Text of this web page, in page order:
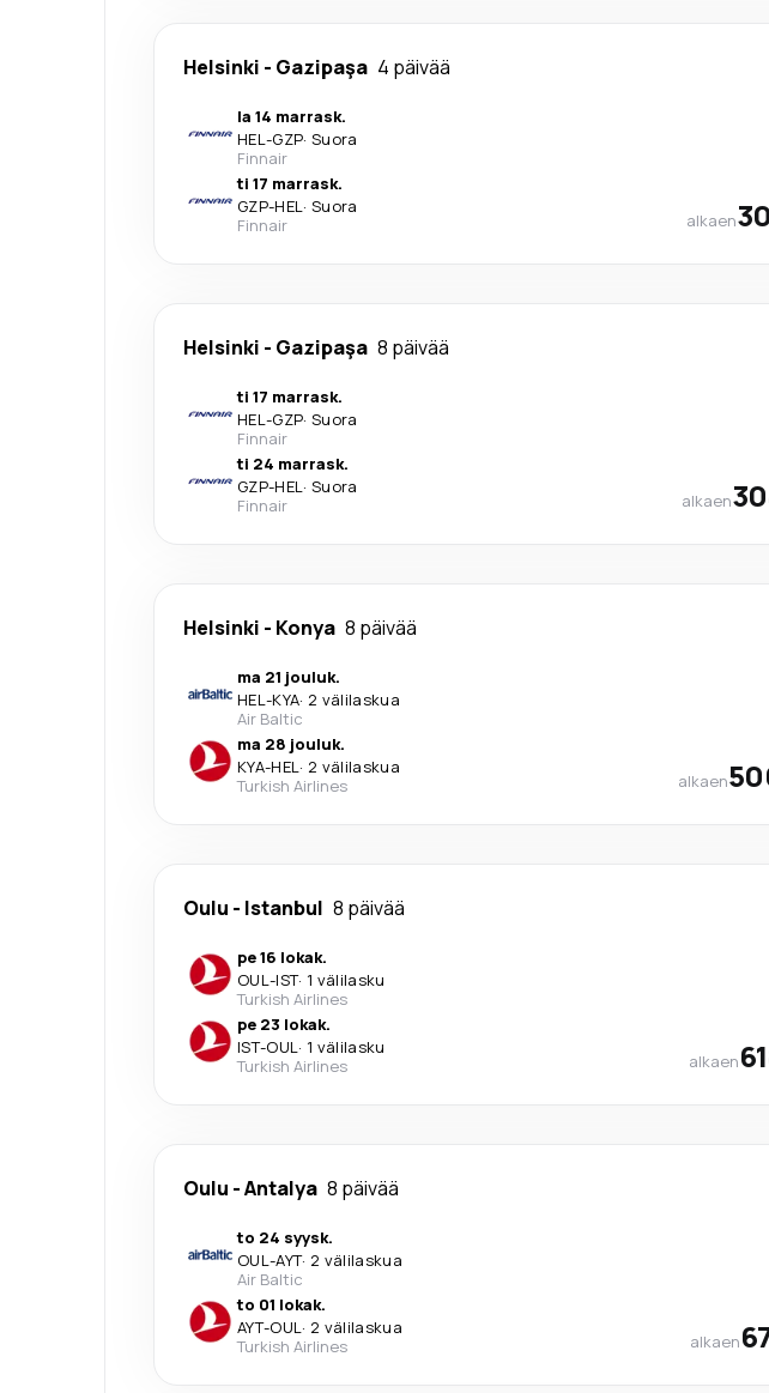
Helsinki - Gazipaşa 4 päivää
la 14 marrask.
HEL-GZP· Suora
Finnair
ti 17 marrask.
GZP-HEL· Suora
Finnair
alkaen
Helsinki - Gazipaşa 8 päivää
ti 17 marrask.
HEL-GZP· Suora
Finnair
ti 24 marrask.
GZP-HEL· Suora
Finnair
alkaen
Helsinki - Konya 8 päivää
ma 21 jouluk.
HEL-KYA· 2 välilaskua
Air Baltic
ma 28 jouluk.
KYA-HEL· 2 välilaskua
Turkish Airlines
alkaen
Oulu - Istanbul 8 päivää
pe 16 lokak.
OUL-IST· 1 välilasku
Turkish Airlines
pe 23 lokak.
IST-OUL· 1 välilasku
Turkish Airlines
alkaen
Oulu -Antalya 8 päivää
to 24 syysk.
OUL-AYT· 2 välilaskua
Air Baltic
to 01 lokak.
AYT-OUL· 2 välilaskua
Turkish Airlines
alkaen